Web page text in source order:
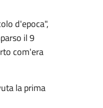
d'epoca",
il 9
com'era
la prima